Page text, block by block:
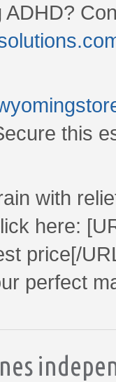
this
with
here:
price[/
perfect